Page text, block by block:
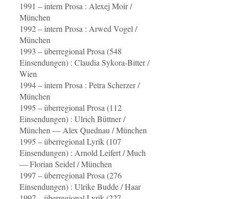
1991 – intern Prosa : Alexej Moir /
München
1992 – intern Prosa : Arwed Vogel /
München
1993 – überregional Prosa (548
Einsendungen) : Claudia Sykora-Bitter /
Wien
1994 – intern Prosa : Petra Scherzer /
München
1995 – überregional Prosa (112
Einsendungen) : Ulrich Büttner /
München — Alex Quednau / München
1995 – überregional Lyrik (107
Einsendungen) : Arnold Leifert / Much
— Florian Seidel / München
1997 – überregional Prosa (276
Einsendungen) : Ulrike Budde / Haar